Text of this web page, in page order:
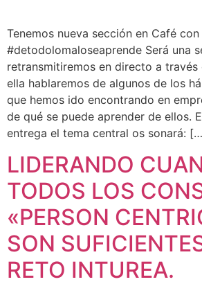
Tenemos nueva sección en Café
#detodolomaloseaprende Será una
retransmitiremos en directo a través
ella hablaremos de algunos de los
que hemos ido encontrando en
de qué se puede aprender de ellos.
entrega el tema central os sonará:
LIDERANDO
TODOS LOS
«PERSON
SON
RETO INTUREA.